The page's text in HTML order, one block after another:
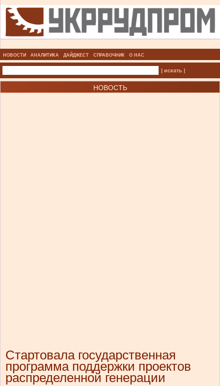
НОВОСТИ АНАЛИТИКА ДАЙДЖЕСТ СПРАВОЧНИК О НАС
| искать |
НОВОСТЬ
Стартовала государственная
программа поддержки проектов
распределенной генерации